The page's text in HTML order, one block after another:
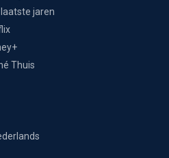
jaren
Thuis